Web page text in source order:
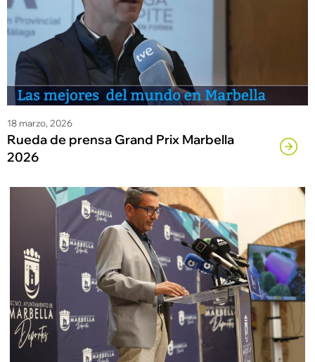
18 marzo, 2026
Rueda de prensa Grand Prix Marbella
2026